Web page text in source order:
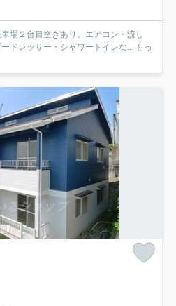
場２台目空きあり。エアコン・流し
ドレッサー・シャワートイレな... もっ